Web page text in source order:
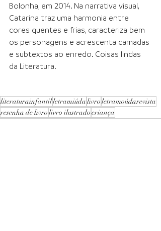
Bolonha, em 2014. Na narrativa visual,
Catarina traz uma harmonia entre
cores quentes e frias, caracteriza bem
os personagens e acrescenta camadas
e subtextos ao enredo. Coisas lindas
da Literatura.
literaturainfantilletramiúdalivroletramoúdarevista
resenha de livrolivro ilustradocriança